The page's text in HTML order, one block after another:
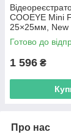
COOEYE Mini
25×25мм, New
lossless запис
Готово до
1 596 ₴
Про нас